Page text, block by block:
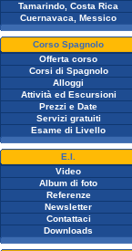
Tamarindo, Costa Rica
Cuernavaca, Messico
Corso Spagnolo
Offerta corso
Corsi di Spagnolo
Alloggi
Attività ed Escursioni
Prezzi e Date
Servizi gratuiti
Esame di Livello
E.I.
Video
Album di foto
Referenze
Newsletter
Contattaci
Downloads